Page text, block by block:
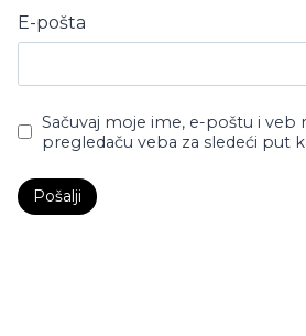
E-pošta
Sačuvaj moje ime, e-poštu i veb
pregledaču veba za sledeći put